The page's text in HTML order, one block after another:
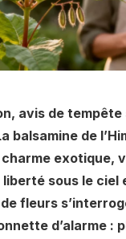
avis de tempête
balsamine de
exotique,
liberté sous le ciel
fleurs
d’alarme :